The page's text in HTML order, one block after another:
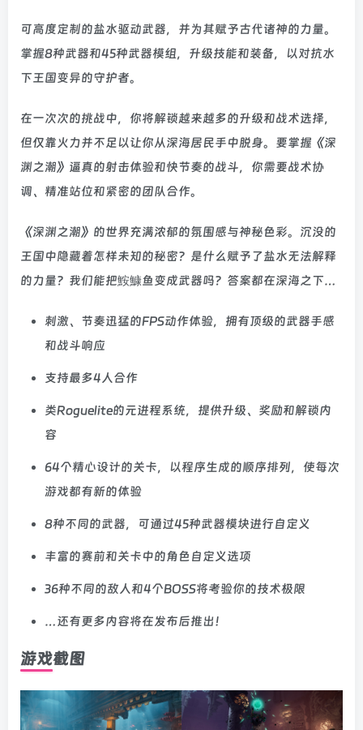
可高度定制的盐水驱动武器，并为其赋予古代诸神的力量。
掌握8种武器和45种武器模组，升级技能和装备，以对抗水
下王国变异的守护者。
在一次次的挑战中，你将解锁越来越多的升级和战术选择，
但仅靠火力并不足以让你从深海居民手中脱身。要掌握《深
渊之潮》逼真的射击体验和快节奏的战斗，你需要战术协
调、精准站位和紧密的团队合作。
《深渊之潮》的世界充满浓郁的氛围感与神秘色彩。沉没的
王国中隐藏着怎样未知的秘密？是什么赋予了盐水无法解释
的力量？我们能把鮟鱇鱼变成武器吗？答案都在深海之下…
刺激、节奏迅猛的FPS动作体验，拥有顶级的武器手感
和战斗响应
支持最多4人合作
类Roguelite的元进程系统，提供升级、奖励和解锁内
容
64个精心设计的关卡，以程序生成的顺序排列，使每次
游戏都有新的体验
8种不同的武器，可通过45种武器模块进行自定义
丰富的赛前和关卡中的角色自定义选项
36种不同的敌人和4个BOSS将考验你的技术极限
…还有更多内容将在发布后推出！
游戏截图